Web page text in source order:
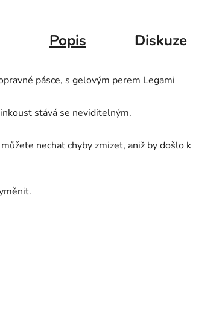
Popis Diskuze
pásce, s gelovým perem Legami
stává se neviditelným.
nechat chyby zmizet, aniž by došlo k